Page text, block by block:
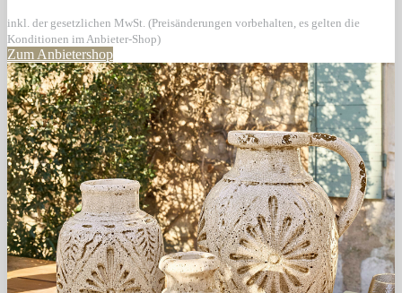
inkl. der gesetzlichen MwSt. (Preisänderungen vorbehalten, es gelten die
Konditionen im Anbieter-Shop)
Zum Anbietershop